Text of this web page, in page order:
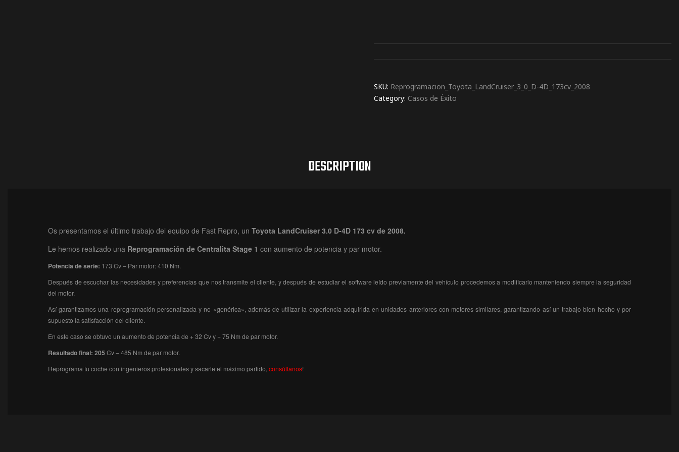
SKU: Reprogramacion_Toyota_LandCruiser_3_0_D-4D_173cv_2008
Category: Casos de Éxito
DESCRIPTION
Os presentamos el último trabajo del equipo de Fast Repro, un Toyota LandCruiser 3.0 D-4D 173 cv de 2008.
Le hemos realizado una Reprogramación de Centralita Stage 1 con aumento de potencia y par motor.
Potencia de serie: 173 Cv – Par motor: 410 Nm.
Después de escuchar las necesidades y preferencias que nos transmite el cliente, y después de estudiar el software leído previamente del vehículo procedemos a modificarlo manteniendo siempre la seguridad
del motor.
Así garantizamos una reprogramación personalizada y no «genérica», además de utilizar la experiencia adquirida en unidades anteriores con motores similares, garantizando así un trabajo bien hecho y por
supuesto la satisfacción del cliente.
En este caso se obtuvo un aumento de potencia de + 32 Cv y + 75 Nm de par motor.
Resultado final: 205Cv – 485 Nm de par motor.
Reprograma tu coche con ingenieros profesionales y sacarle el máximo partido, consúltanos!